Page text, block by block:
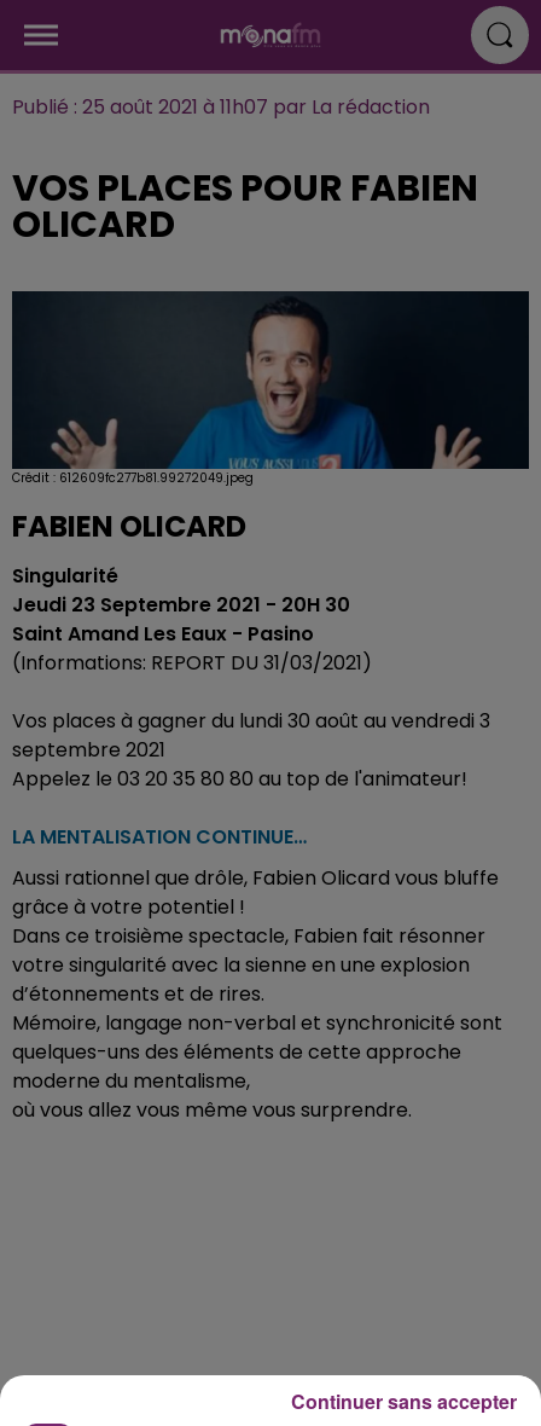
Publié : 25 août 2021 à 11h07 par La rédaction
VOS PLACES POUR FABIEN
OLICARD
Crédit : 612609fc277b81.99272049.jpeg
FABIEN OLICARD
Singularité
Jeudi 23 Septembre 2021 - 20H 30
Saint Amand Les Eaux - Pasino
(Informations: REPORT DU 31/03/2021)
Vos places à gagner du lundi 30 août au vendredi 3
septembre 2021
Appelez le 03 20 35 80 80 au top de l'animateur!
LA MENTALISATION CONTINUE…
Aussi rationnel que drôle, Fabien Olicard vous bluffe
grâce à votre potentiel !
Dans ce troisième spectacle, Fabien fait résonner
votre singularité avec la sienne en une explosion
d’étonnements et de rires.
Mémoire, langage non-verbal et synchronicité sont
quelques-uns des éléments de cette approche
moderne du mentalisme,
où vous allez vous même vous surprendre.
Continuer sans accepter